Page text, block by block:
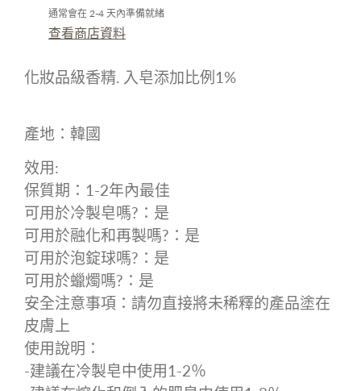
通常會在 2-4 天內準備就緒
查看商店資料
化妝品級香精. 入皂添加比例 1%
產地：韓國
效用:
保質期： 1-2年內最佳
可用於冷製皂嗎? ：是
可用於融化和再製嗎? ：是
可用於泡錠球嗎? ：是
可用於蠟燭嗎? ：是
安全注意事項：請勿直接將未稀釋的產品塗在
皮膚上
使用說明：
-建議在冷製皂中使用1-2％